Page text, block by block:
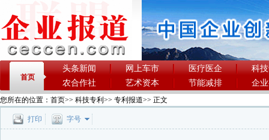
首页
头条新闻 网上车市 医疗医企
科
农合作社
艺术资本 节能减排 企
您所在的位置： 首页>> 科技专利 >> 专利报道>> 正文
打印 字号